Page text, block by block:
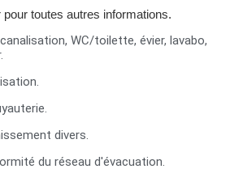
pour toutes autres informations.
WC/toilette, évier, lavabo,
divers.
du réseau d'évacuation.